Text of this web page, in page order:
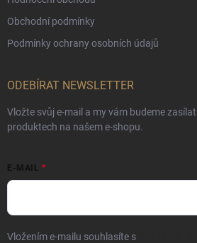
Obchodní podmínky
Podmínky ochrany osobních údajů
ODEBÍRAT NEWSLETTER
Vložte svůj e-mail a my vám budeme
produktech na našem e-shopu.
E-MAIL
Vložením e-mailu souhlasíte s